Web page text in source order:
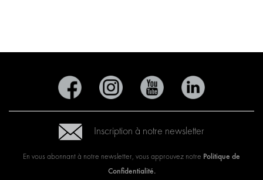
Inscription à notre newsletter
En vous abonnant à notre newsletter, vous approuvez notre Politique de
Confidentialité.